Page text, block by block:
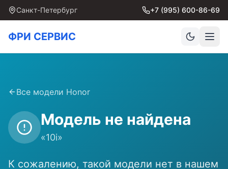
Санкт-Петербург +7 (995) 600-86-69
ФРИ СЕРВИС
Все модели Honor
Модель не найдена
«10i»
К сожалению, такой модели нет в нашем